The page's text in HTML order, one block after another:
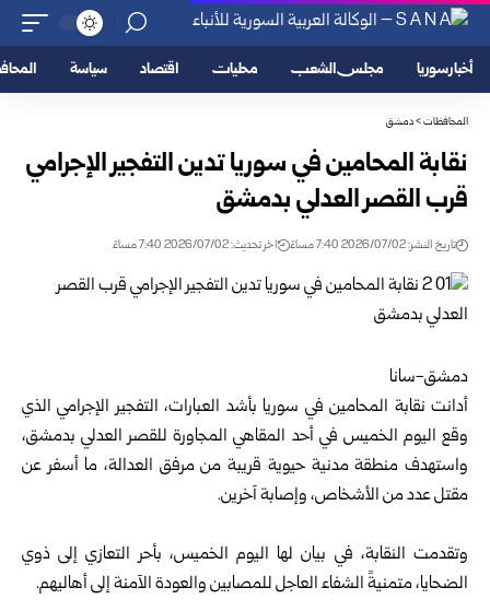
أخبار سوريا مجلس الشعب محليات اقتصاد سياسة
المحافظات>دمشق
نقابة المحامين في سوريا تدين التفجير الإجرامي
قرب القصر العدلي بدمشق
تاريخ النشر: 2026/07/02 7:40 مساءً اخر تحديث: 2026/07/02 7:40 مساءً
دمشق-سانا
أدانت نقابة المحامين في سوريا بأشد العبارات، التفجير الإجرامي الذي
وقع اليوم الخميس في أحد المقاهي المجاورة للقصر العدلي بدمشق،
واستهدف منطقة مدنية حيوية قريبة من مرفق العدالة، ما أسفر عن
مقتل عدد من الأشخاص، وإصابة آخرين.
وتقدمت النقابة، في بيان لها اليوم الخميس، بأحر التعازي إلى ذوي
الضحايا، متمنيةً الشفاء العاجل للمصابين والعودة الآمنة إلى أهاليهم.